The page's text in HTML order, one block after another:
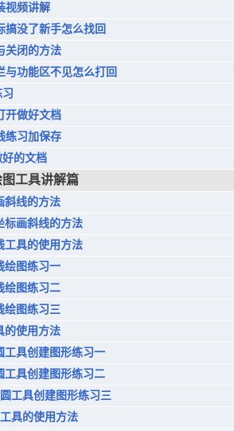
视频讲解
搞没了新手怎么找回
关闭的方法
功能区不见怎么打回
开做好文档
练习加保存
的文档
工具讲解篇
斜线的方法
标画斜线的方法
工具的使用方法
绘图练习一
绘图练习二
绘图练习三
的使用方法
具创建图形练习一
具创建图形练习二
工具创建图形练习三
具的使用方法